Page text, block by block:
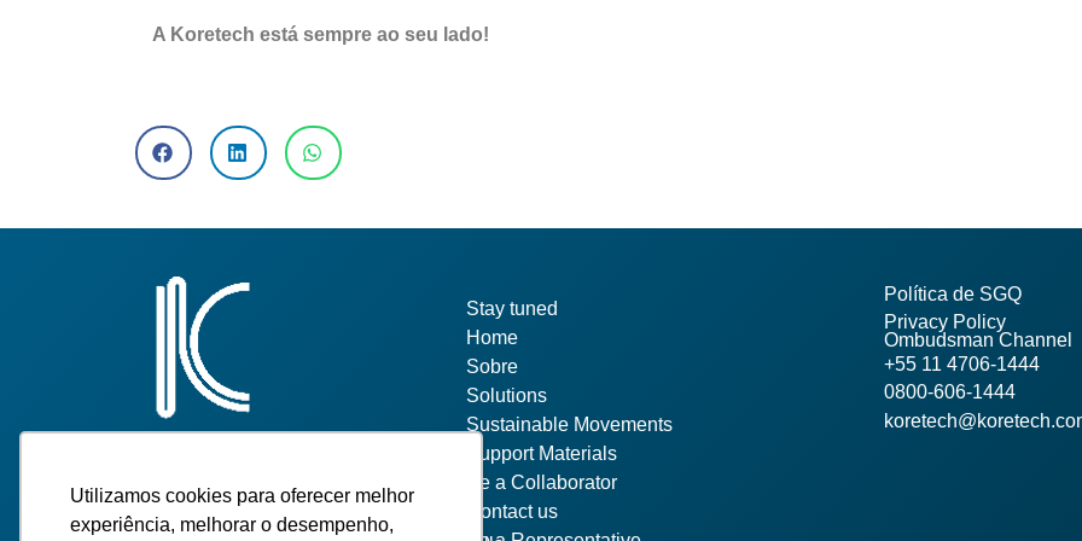
Utilizamos cookies para oferecer melhor
experiência, melhorar o desempenho,
A Koretech está sempre ao seu lado!
Stay tuned
Home
Sobre
Solutions
Sustainable Movements
Support Materials
Be a Collaborator
Contact us
Política de SGQ
Privacy Policy
Ombudsman Channel
+55 11 4706-1444
0800-606-1444